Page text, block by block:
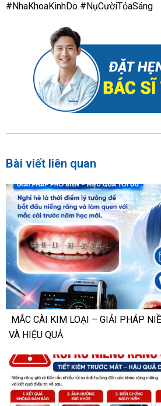
#NhaKhoaKinhDo #NụCườiTỏaSáng
Bài viết liên quan
MẮC CÀI KIM LOẠI – GIẢI PHÁP
VÀ HIỆU QUẢ